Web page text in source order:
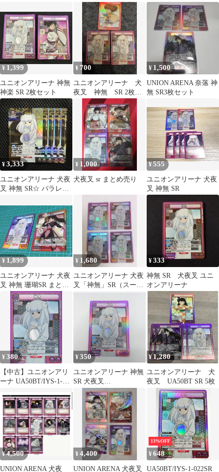
落 神無 神楽 AP
¥ 1,399
ユニオンアリーナ 神無
神楽 SR 2枚セット
¥ 700
ユニオンアリーナ 犬
夜叉 神無 SR 2枚
七宝 SR1枚
¥ 1,500
UNION ARENA 奈落 神
無 SR3枚セット
¥3,333
ユニオンアリーナ 犬夜
叉 神無 SR☆ パラレル
¥ 1,000
犬夜叉 sr まとめ売り
¥555
ユニオンアリーナ 犬夜
叉 神無 SR
¥ 1,899
ユニオンアリーナ 犬夜
叉 神無 珊瑚SR まとめ
売り
¥ 1,680
ユニオンアリーナ 犬夜
叉「神無」SR（スーパ
ーレア）４枚セット
¥333
神無 SR 犬夜叉 ユニ
オンアリーナ
¥380
【中古】ユニオンアリ
ーナ UA50BT/IYS-1-
¥350
ユニオンアリーナ 神無
SR 犬夜叉
UA50BT/IYS-1-022
¥1,280
ユニオンアリーナ 犬
夜叉 UA50BT SR 5枚
¥4,500
UNION ARENA 犬夜
¥4,400
UNION ARENA 犬夜叉
13%OFF
¥648
UA50BT/IYS-1-022SR